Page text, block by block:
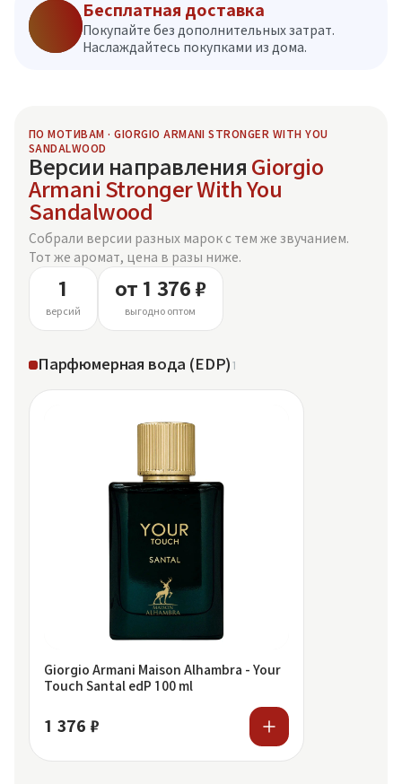
Бесплатная доставка
Покупайте без дополнительных затрат.
Наслаждайтесь покупками из дома.
ПО МОТИВАМ · GIORGIO ARMANI STRONGER WITH YOU
SANDALWOOD
Версии направления Giorgio
Armani Stronger With You
Sandalwood
Собрали версии разных марок с тем же звучанием.
Тот же аромат, цена в разы ниже.
1
версий
от 1 376 ₽
выгодно оптом
Парфюмерная вода (EDP)1
Giorgio Armani Maison Alhambra - Your
Touch Santal edP 100 ml
1 376 ₽